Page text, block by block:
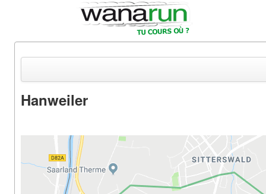
Equipements & Tests
Parcours & Courses
Outils & Réseaux
Hanweiler